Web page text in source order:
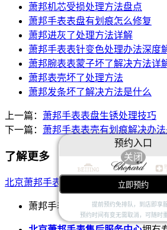
萧邦机芯受损处理方法盘点
萧邦手表表盘有划痕怎么修复
萧邦进灰了处理方法详解
萧邦手表表针变色处理办法深度
萧邦腕表表蒙子坏了解决方法详
萧邦表壳坏了处理方法
萧邦发条坏了解决方法是什么
上一篇： 萧邦手表表盘生锈处理技巧
下一篇： 萧邦手表表壳有划痕解决办
了解更多
北京萧邦手表售后服务中心
萧邦手表维修服务中心
预约入口
关闭
立即预约
提前预约免排队，到店即享
预约时间有变无需取消，可随时